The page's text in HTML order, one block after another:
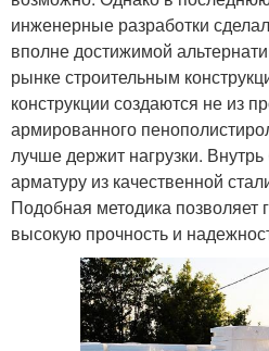
инженерные разработки
вполне достижимой
рынке строительным
конструкции создаются не из
армированного
лучше держит нагрузки.
арматуру из качественной
Подобная методика позволяет
высокую прочность и